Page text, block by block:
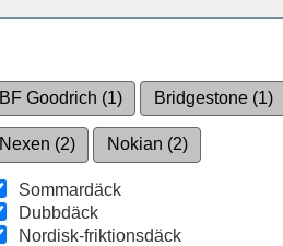
BF Goodrich (1) Bridgestone (1)
Nexen (2) Nokian (2)
Sommardäck
Dubbdäck
Nordisk-friktionsdäck